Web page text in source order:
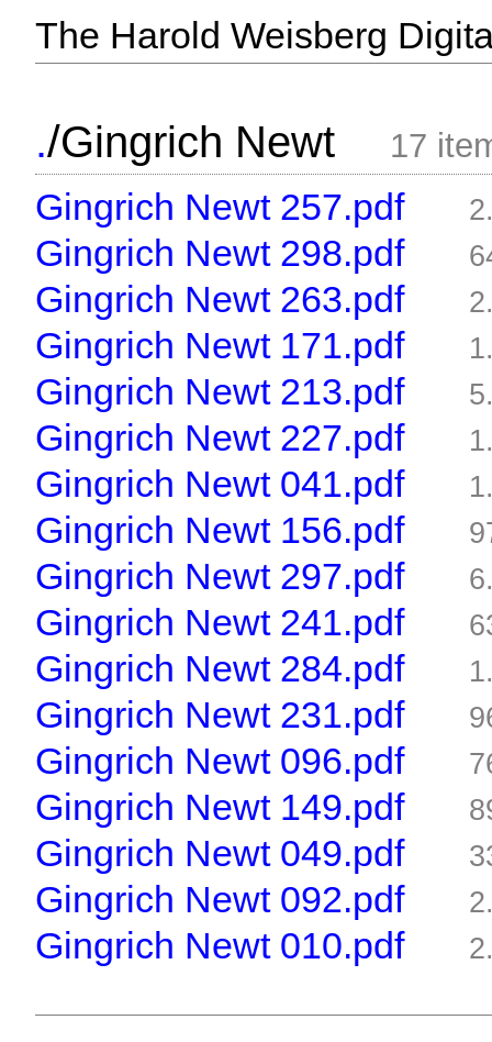
The Harold Weisberg
./Gingrich Newt 17
Gingrich Newt 257.pdf
Gingrich Newt 298.pdf
Gingrich Newt 263.pdf
Gingrich Newt 171.pdf
Gingrich Newt 213.pdf
Gingrich Newt 227.pdf
Gingrich Newt 041.pdf
Gingrich Newt 156.pdf
Gingrich Newt 297.pdf
Gingrich Newt 241.pdf
Gingrich Newt 284.pdf
Gingrich Newt 231.pdf
Gingrich Newt 096.pdf
Gingrich Newt 149.pdf
Gingrich Newt 049.pdf
Gingrich Newt 092.pdf
Gingrich Newt 010.pdf